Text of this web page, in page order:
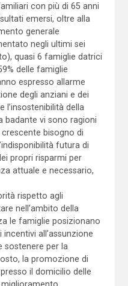
con più di 65 anni
emersi, oltre alla
generale
negli ultimi sei
quasi 6 famiglie datrici
delle famiglie
espresso allarme
degli anziani e dei
l’insostenibilità della
badante vi sono ragioni
bisogno di
futura di
propri risparmi per
attuale e necessario,
rispetto agli
nell’ambito della
le famiglie posizionano
all’assunzione
sostenere per la
la promozione di
il domicilio delle